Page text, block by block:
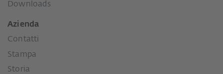
Downloads
Azienda
Contatti
Stampa
Storia